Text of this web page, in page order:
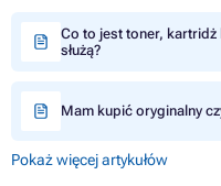
Co to jest toner,
służą?
Mam kupić oryginalny
Pokaż więcej artykułów